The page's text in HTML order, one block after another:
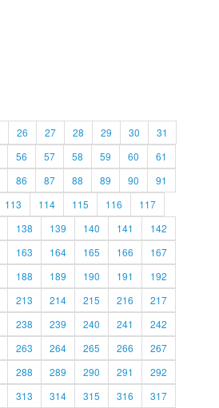
26 27 28 29 30
31
56 57 58 59 60
61
86 87 88 89 90
91
113 114 115 116
117
138 139 140 141
142
163 164 165 166
167
188 189 190 191
192
213 214 215 216
217
238 239 240 241
242
263 264 265 266
267
288 289 290 291
292
313 314 315 316 317